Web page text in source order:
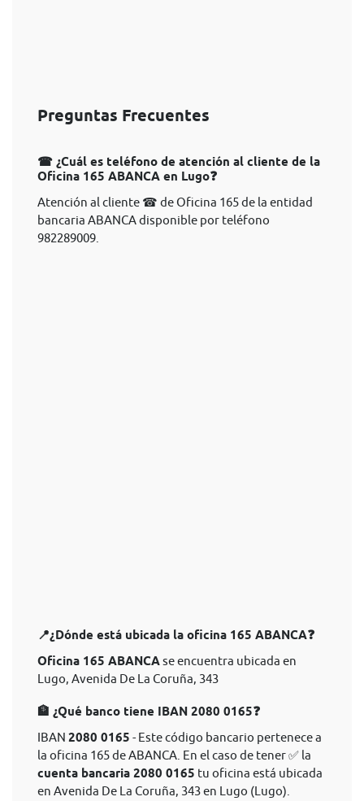
Preguntas Frecuentes
☎ ¿Cuál es teléfono de atención al cliente de la
Oficina 165 ABANCA en Lugo❓
Atención al cliente ☎ de Oficina 165 de la entidad
bancaria ABANCA disponible por teléfono
982289009.
📍¿Dónde está ubicada la oficina 165 ABANCA❓
Oficina 165 ABANCAse encuentra ubicada en
Lugo, Avenida De La Coruña, 343
🏦 ¿Qué banco tiene IBAN 2080 0165❓
IBAN 2080 0165 - Este código bancario pertenece a
la oficina 165 de ABANCA. En el caso de tener ✅ la
cuenta bancaria 2080 0165 tu oficina está ubicada
en Avenida De La Coruña, 343 en Lugo (Lugo).